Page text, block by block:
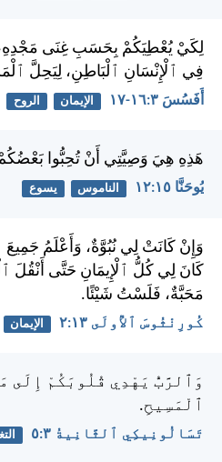
لِكَيْ يُعْطِيَكُمْ بِحَسَبِ غِنَى مَجْدِهِ،
فِي ٱلْإِنْسَانِ ٱلْبَاطِنِ، لِيَحِلَّ
أَفَسُسَ ٣:‏١٦-‏١٧ الإيمان الروح
هَذِهِ هِيَ وَصِيَّتِي أَنْ تُحِبُّوا بَعْضُكُمْ
يُوحَنَّا ١٥:‏١٢ الناموس يسوع
وَإِنْ كَانَتْ لِي نُبُوَّةٌ، وَأَعْلَمُ
كَانَ لِي كُلُّ ٱلْإِيمَانِ حَتَّى أَنْقُلَ
مَحَبَّةٌ، فَلَسْتُ شَيْئًا.
كُورِنْثُوسَ ٱلأُولَى ١٣:‏٢ الإيمان
وَٱلرَّبُّ يَهْدِي قُلُوبَكُمْ إِلَى
ٱلْمَسِيحِ.
تَسَالُونِيكِي ٱلثَّانِيةُ ٣:‏٥